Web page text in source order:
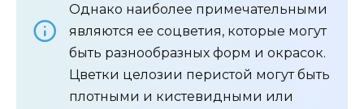
Однако наиболее примечательными
являются ее соцветия, которые могут
быть разнообразных форм и окрасок.
Цветки целозии перистой могут быть
плотными и кистевидными или